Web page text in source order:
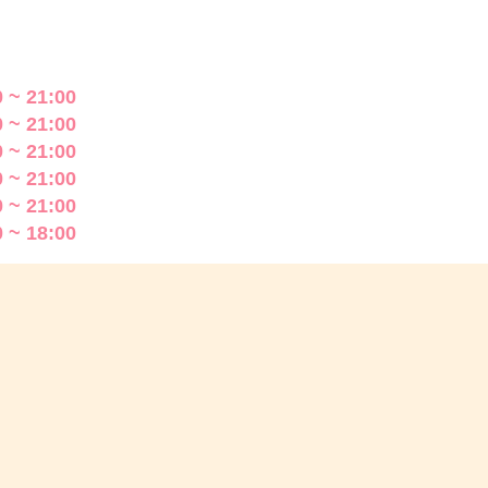
~ 21:00
~ 21:00
~ 21:00
~ 21:00
~ 21:00
~ 18:00